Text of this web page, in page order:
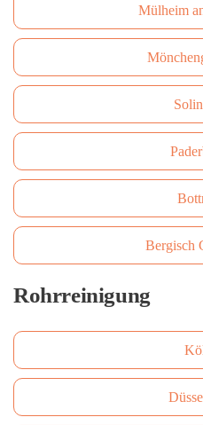
Mülheim
Bergisch
Rohrreinigung